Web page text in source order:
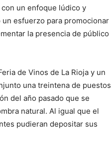
un enfoque lúdico y
un esfuerzo para promocionar
la presencia de público
de Vinos de La Rioja y un
una treintena de puestos
del año pasado que se
natural. Al igual que el
pudieran depositar sus